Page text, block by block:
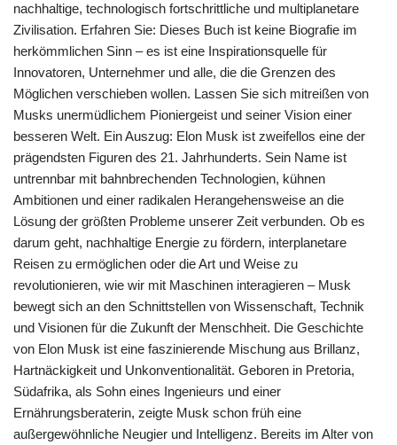
nachhaltige, technologisch fortschrittliche und multiplanetare
Zivilisation. Erfahren Sie: Dieses Buch ist keine Biografie im
herkömmlichen Sinn – es ist eine Inspirationsquelle für
Innovatoren, Unternehmer und alle, die die Grenzen des
Möglichen verschieben wollen. Lassen Sie sich mitreißen von
Musks unermüdlichem Pioniergeist und seiner Vision einer
besseren Welt. Ein Auszug: Elon Musk ist zweifellos eine der
prägendsten Figuren des 21. Jahrhunderts. Sein Name ist
untrennbar mit bahnbrechenden Technologien, kühnen
Ambitionen und einer radikalen Herangehensweise an die
Lösung der größten Probleme unserer Zeit verbunden. Ob es
darum geht, nachhaltige Energie zu fördern, interplanetare
Reisen zu ermöglichen oder die Art und Weise zu
revolutionieren, wie wir mit Maschinen interagieren – Musk
bewegt sich an den Schnittstellen von Wissenschaft, Technik
und Visionen für die Zukunft der Menschheit. Die Geschichte
von Elon Musk ist eine faszinierende Mischung aus Brillanz,
Hartnäckigkeit und Unkonventionalität. Geboren in Pretoria,
Südafrika, als Sohn eines Ingenieurs und einer
Ernährungsberaterin, zeigte Musk schon früh eine
außergewöhnliche Neugier und Intelligenz. Bereits im Alter von